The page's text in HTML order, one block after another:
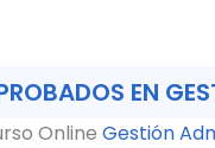
EN
Online Gestión